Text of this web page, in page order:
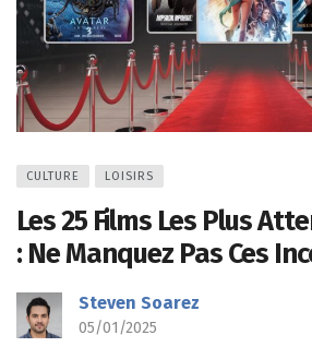
CULTURE LOISIRS
Les 25 Films Les Plus
: Ne Manquez Pas Ces
Steven Soarez
05/01/2025